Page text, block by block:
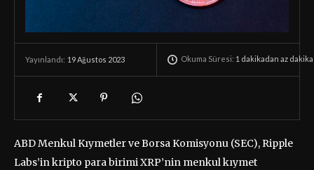
Yayınlandı: 19 Ağustos 2023 Okuma Süresi: 1 dakikadan az dakika
ABD Menkul Kıymetler ve Borsa Komisyonu (SEC), Ripple
Labs’in kripto para birimi XRP’nin menkul kıymet